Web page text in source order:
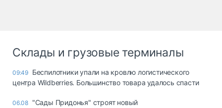
Склады и грузовые терминалы
09:49 Беспилотники упали на кровлю логистического
центра Wildberries. Большинство товара удалось спасти
06.08 "Сады Придонья" строят новый